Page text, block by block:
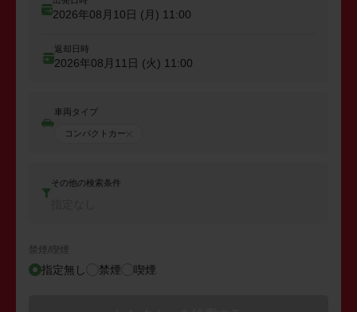
2026年08月10日 (月) 11:00
返却日時
2026年08月11日 (火) 11:00
車両タイプ
コンパクトカー
その他の検索条件
禁煙/喫煙
指定無し 禁煙 喫煙